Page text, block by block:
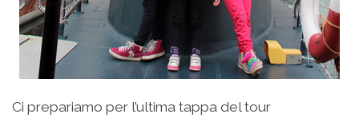
Ci prepariamo per l’ultima tappa del tour